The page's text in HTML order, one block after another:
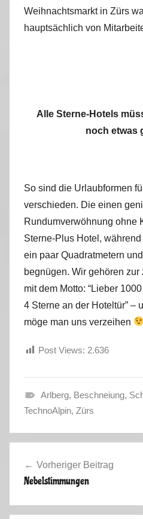
Weihnachtsmarkt in Zürs
hauptsächlich von
Alle Sterne-Hotels
noch etwas
So sind die Urlaubformen
verschieden. Die einen
Rundumverwöhnung ohne
Sterne-Plus Hotel,
ein paar Quadratmetern
begnügen. Wir gehören
mit dem Motto: “Lieber
4 Sterne an der Hoteltür” –
möge man uns verzeihen
Post Views: 2.636
V
d
s
,
Arlberg, Beschneiung,
TechnoAlpin, Zürs
Vorheriger Beitrag
Nebelstimmungen